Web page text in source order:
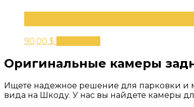
90,00 $
Оригинальные камеры
Ищете надежное решение для парковки и
вида на Шкоду. У нас вы найдете камеры